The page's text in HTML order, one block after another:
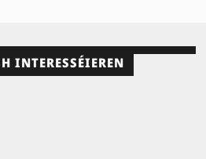
INTERESSÉIEREN